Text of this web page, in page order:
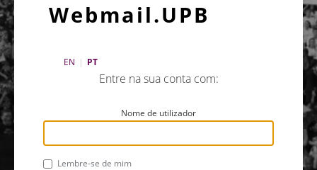
Webmail.UPB
EN | PT
Entre na sua conta com:
Nome de utilizador
Lembre-se de mim